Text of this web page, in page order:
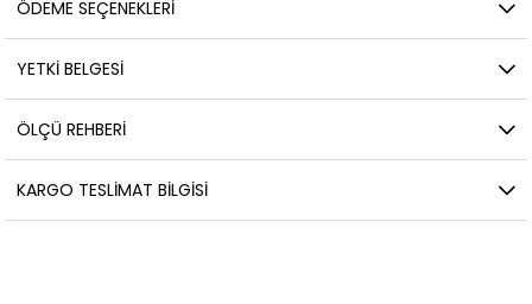
ÖDEME SEÇENEKLERI
YETKİ BELGESİ
ÖLÇÜ REHBERI
KARGO TESLIMAT BILGISI